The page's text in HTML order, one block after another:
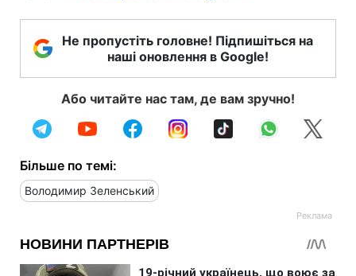
Не пропустіть головне! Підпишіться на
наші оновлення в Google!
Або читайте нас там, де вам зручно!
Більше по темі:
Володимир Зеленський